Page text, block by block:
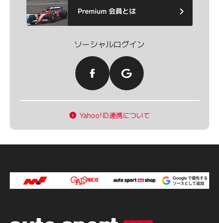
ソーシャルログイン
Yahoo!ID連携について